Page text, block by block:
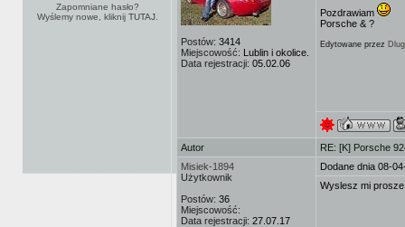
Zapomniane hasło?
Wyślemy nowe, kliknij TUTAJ.
Postów: 3414
Miejscowość: Lublin i okolice.
Data rejestracji: 05.02.06
Pozdrawiam
Porsche & ?
Edytowane przez
Autor
RE: [K] Porsche
Misiek-1894
Użytkownik
Postów: 36
Miejscowość:
Data rejestracji: 27.07.17
Dodane dnia 08-
Wyslesz mi